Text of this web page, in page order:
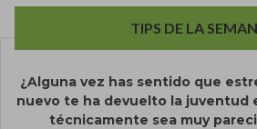
TIPS DE LA
¿Alguna vez has sentido que
nuevo te ha devuelto la juventud
técnicamente sea muy